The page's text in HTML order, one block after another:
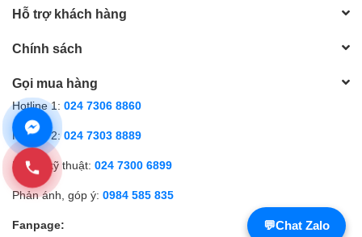
Hỗ trợ khách hàng
Chính sách
Gọi mua hàng
Hotline 1: 024 7306 8860
Hotline 2: 024 7303 8889
Hỗ trợ kỹ thuật: 024 7300 6899
Phản ánh, góp ý: 0984 585 835
Fanpage: 💬Chat Zalo